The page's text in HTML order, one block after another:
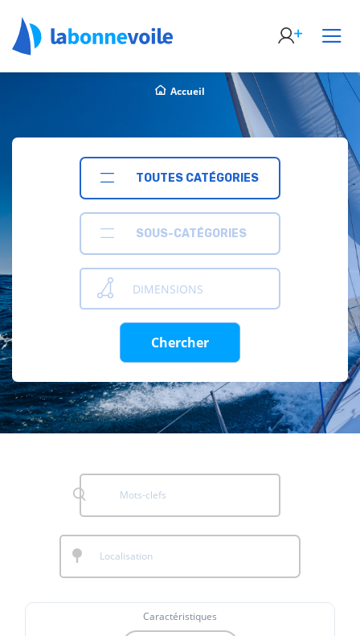
Accueil
TOUTES CATÉGORIES
SOUS-CATÉGORIES
DIMENSIONS
Chercher
Caractéristiques